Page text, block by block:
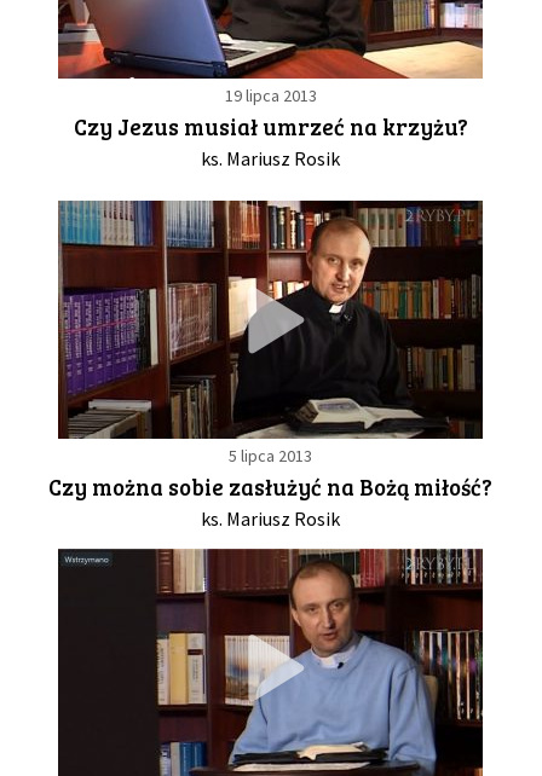
19 lipca 2013
Czy Jezus musiał umrzeć na krzyżu?
ks. Mariusz Rosik
5 lipca 2013
Czy można sobie zasłużyć na Bożą miłość?
ks. Mariusz Rosik